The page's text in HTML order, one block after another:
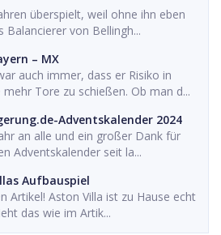
überspielt, weil ohne ihn eben
Balancierer von Bellingh...
– MX
auch immer, dass er Risiko in
Tore zu schießen. Ob man d...
Adventskalender 2024
an alle und ein großer Dank für
Adventskalender seit la...
Aufbauspiel
Artikel! Aston Villa ist zu Hause echt
das wie im Artik...